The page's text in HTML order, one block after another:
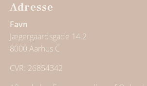
Adresse
Favn
Jægergaardsgade 14.2
8000 Aarhus C
CVR: 26854342